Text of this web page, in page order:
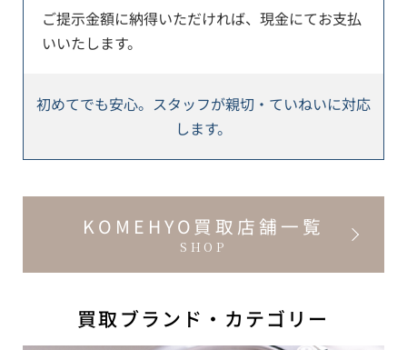
ご提示金額に納得いただければ、現金にてお支払
いいたします。
初めてでも安心。スタッフが親切・ていねいに対応
します。
KOMEHYO買取店舗一覧
SHOP
買取ブランド・カテゴリー